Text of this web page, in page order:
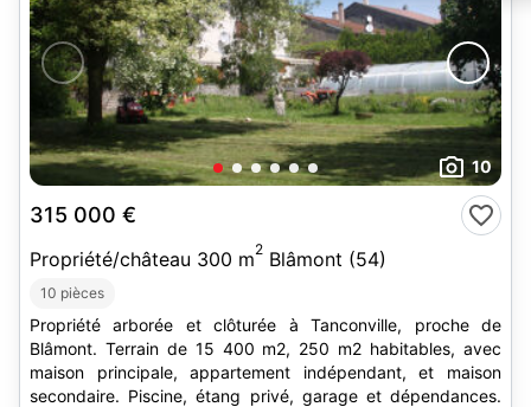
10
315 000 €
Propriété/château 300 m2 Blâmont (54)
10 pièces
Propriété arborée et clôturée à Tanconville, proche de
Blâmont. Terrain de 15 400 m2, 250 m2 habitables, avec
maison principale, appartement indépendant, et maison
secondaire. Piscine, étang privé, garage et dépendances.